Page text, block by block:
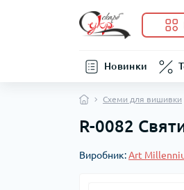
Новинки
Схеми для вишивки
R-0082
Виробник:Art